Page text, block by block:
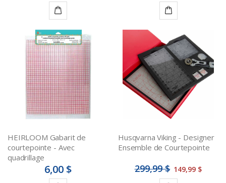
Ajouter
au
panier
au
panier
HEIRLOOM Gabarit de
courtepointe - Avec
quadrillage
6,00 $
Husqvarna Viking - Designer
Ensemble de Courtepointe
299,99 $ 149,99 $